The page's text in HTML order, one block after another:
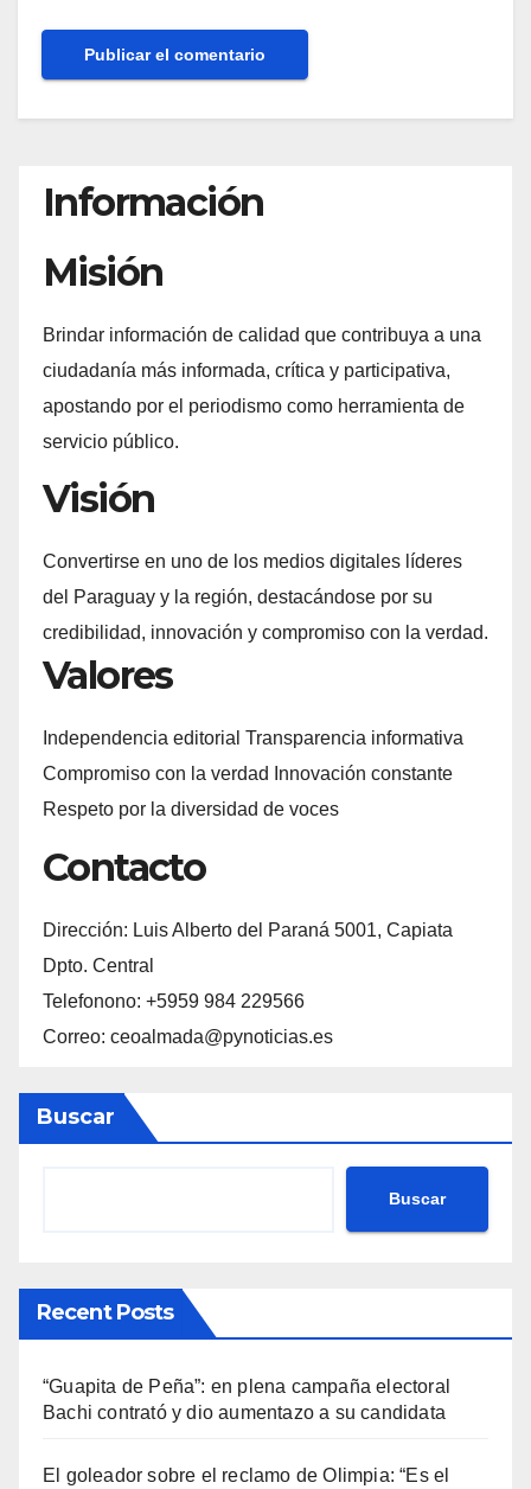
Información
Misión
Brindar información de calidad que contribuya a una
ciudadanía más informada, crítica y participativa,
apostando por el periodismo como herramienta de
servicio público.
Visión
Convertirse en uno de los medios digitales líderes
del Paraguay y la región, destacándose por su
credibilidad, innovación y compromiso con la verdad.
Valores
Independencia editorial Transparencia informativa
Compromiso con la verdad Innovación constante
Respeto por la diversidad de voces
Contacto
Dirección: Luis Alberto del Paraná 5001, Capiata
Dpto. Central
Telefonono: +5959 984 229566
Correo: ceoalmada@pynoticias.es
Buscar
Buscar
Recent Posts
“Guapita de Peña”: en plena campaña electoral
Bachi contrató y dio aumentazo a su candidata
El goleador sobre el reclamo de Olimpia: “Es el